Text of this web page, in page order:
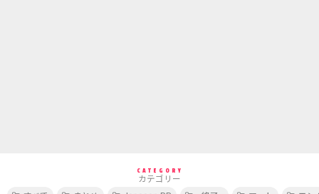
CATEGORY
カテゴリー